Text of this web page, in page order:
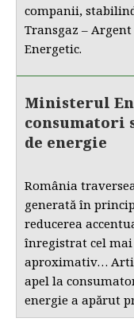
companii,
Transgaz –
Energetic.
Ministerul
consumatori
de energie
România
generată în
reducerea
înregistrat cel
aproximativ…
apel la
energie a apărut